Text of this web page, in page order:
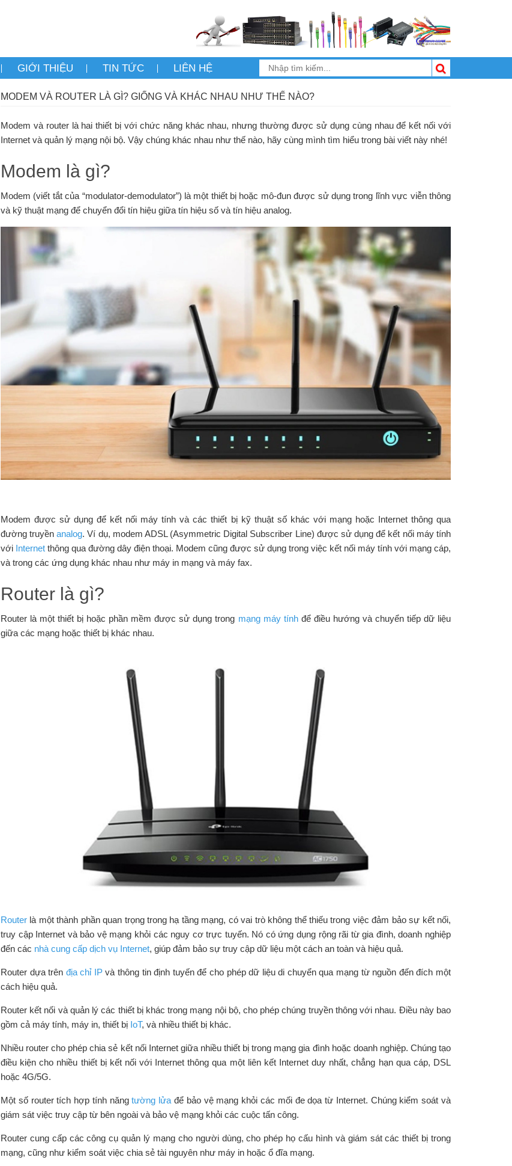
GIỚI THIỆU TIN TỨC LIÊN HỆ
MODEM VÀ ROUTER LÀ GÌ? GIỐNG VÀ KHÁC NHAU NHƯ THẾ NÀO?
Modem và router là hai thiết bị với chức năng khác nhau, nhưng thường được sử dụng cùng nhau để kết nối với
Internet và quản lý mạng nội bộ. Vậy chúng khác nhau như thế nào, hãy cùng mình tìm hiểu trong bài viết này nhé!
Modem là gì?
Modem (viết tắt của “modulator-demodulator”) là một thiết bị hoặc mô-đun được sử dụng trong lĩnh vực viễn thông
và kỹ thuật mạng để chuyển đổi tín hiệu giữa tín hiệu số và tín hiệu analog.
Modem được sử dụng để kết nối máy tính và các thiết bị kỹ thuật số khác với mạng hoặc Internet thông qua
đường truyềnanalog. Ví dụ, modem ADSL (Asymmetric Digital Subscriber Line) được sử dụng để kết nối máy tính
với Internetthông qua đường dây điện thoại. Modem cũng được sử dụng trong việc kết nối máy tính với mạng cáp,
và trong các ứng dụng khác nhau như máy in mạng và máy fax.
Router là gì?
Router là một thiết bị hoặc phần mềm được sử dụng trong mạng máy tínhđể điều hướng và chuyển tiếp dữ liệu
giữa các mạng hoặc thiết bị khác nhau.
Routerlà một thành phần quan trọng trong hạ tầng mạng, có vai trò không thể thiếu trong việc đảm bảo sự kết nối,
truy cập Internet và bảo vệ mạng khỏi các nguy cơ trực tuyến. Nó có ứng dụng rộng rãi từ gia đình, doanh nghiệp
đến các nhà cung cấp dịch vụ Internet, giúp đảm bảo sự truy cập dữ liệu một cách an toàn và hiệu quả.
Router dựa trên địa chỉ IPvà thông tin định tuyến để cho phép dữ liệu di chuyển qua mạng từ nguồn đến đích một
cách hiệu quả.
Router kết nối và quản lý các thiết bị khác trong mạng nội bộ, cho phép chúng truyền thông với nhau. Điều này bao
gồm cả máy tính, máy in, thiết bị IoT, và nhiều thiết bị khác.
Nhiều router cho phép chia sẻ kết nối Internet giữa nhiều thiết bị trong mạng gia đình hoặc doanh nghiệp. Chúng tạo
điều kiện cho nhiều thiết bị kết nối với Internet thông qua một liên kết Internet duy nhất, chẳng hạn qua cáp, DSL
hoặc 4G/5G.
Một số router tích hợp tính năngtường lửa để bảo vệ mạng khỏi các mối đe dọa từ Internet. Chúng kiểm soát và
giám sát việc truy cập từ bên ngoài và bảo vệ mạng khỏi các cuộc tấn công.
Router cung cấp các công cụ quản lý mạng cho người dùng, cho phép họ cấu hình và giám sát các thiết bị trong
mạng, cũng như kiểm soát việc chia sẻ tài nguyên như máy in hoặc ổ đĩa mạng.